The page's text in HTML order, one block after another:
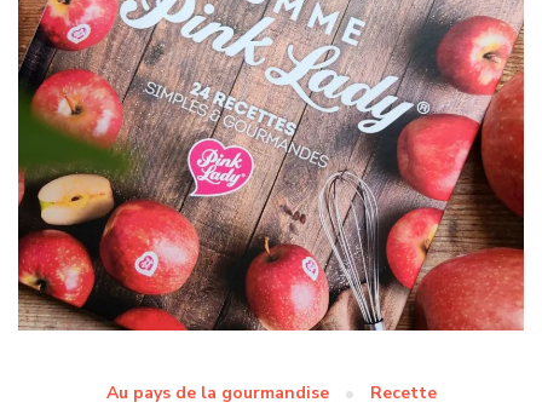
Au pays de la gourmandise Recette